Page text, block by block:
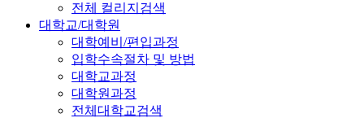
전체 컬리지검색
대학교/대학원
대학예비/편입과정
입학수속절차 및 방법
대학교과정
대학원과정
전체대학교검색